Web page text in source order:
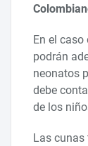
En el
podrán
neonatos
debe
de los
Las cunas